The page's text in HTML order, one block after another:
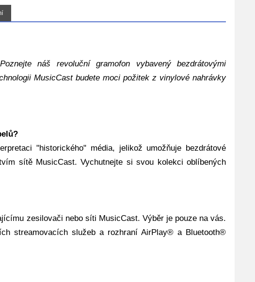
náš revoluční gramofon vybavený bezdrátovými
MusicCast budete moci požitek z vinylové nahrávky
"historického" média, jelikož umožňuje bezdrátové
sítě MusicCast. Vychutnejte si svou kolekci oblíbených
zesilovači nebo síti MusicCast. Výběr je pouze na vás.
streamovacích služeb a rozhraní AirPlay® a Bluetooth®